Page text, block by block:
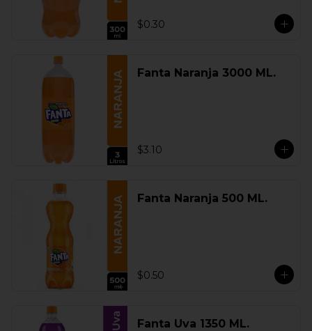
$0.30
Fanta Naranja 3000 ML.
$3.10
Fanta Naranja 500 ML.
$0.50
Fanta Uva 1350 ML.